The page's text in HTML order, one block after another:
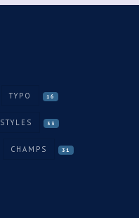
TYPO 16
STYLES 33
CHAMPS 31